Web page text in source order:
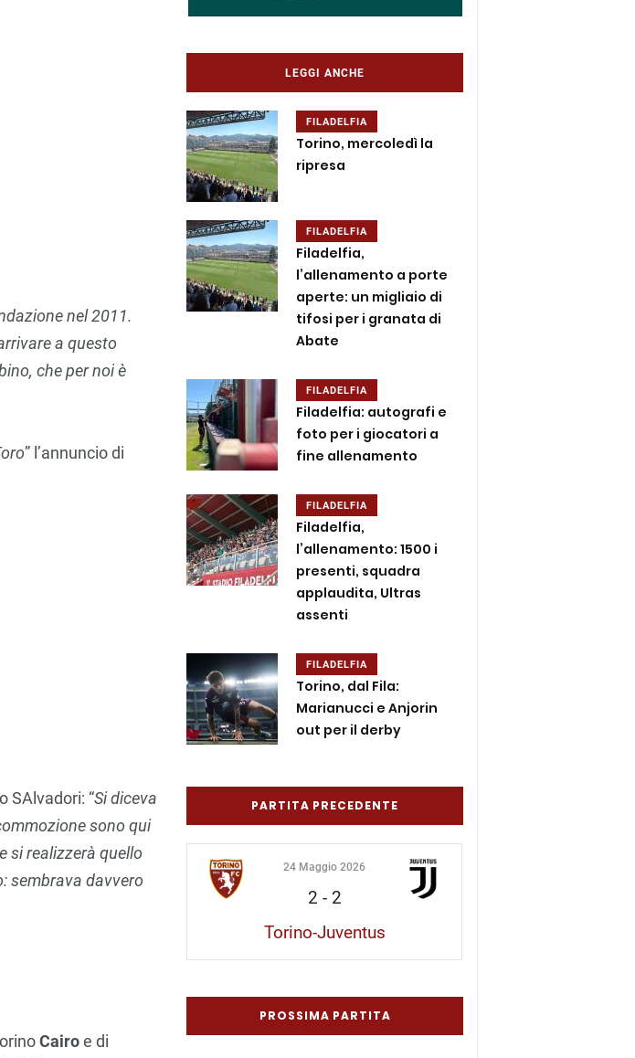
nel 2011.
a questo
che per noi è
” l’annuncio di
SAlvadori: “Si diceva
sono qui
si realizzerà quello
sembrava davvero
Cairoe di
LEGGI ANCHE
FILADELFIA
Torino, mercoledì la
ripresa
FILADELFIA
Filadelfia,
l’allenamento a porte
aperte: un migliaio di
tifosi per i granata di
Abate
FILADELFIA
Filadelfia: autografi e
foto per i giocatori a
fine allenamento
FILADELFIA
Filadelfia,
l’allenamento: 1500 i
presenti, squadra
applaudita, Ultras
assenti
FILADELFIA
Torino, dal Fila:
Marianucci e Anjorin
out per il derby
PARTITA PRECEDENTE
24 Maggio 2026
2 - 2
Torino-Juventus
PROSSIMA PARTITA